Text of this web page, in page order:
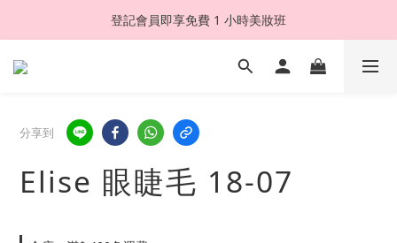
登記會員即享免費 1 小時美妝班
分享到
Elise 眼睫毛 18-07